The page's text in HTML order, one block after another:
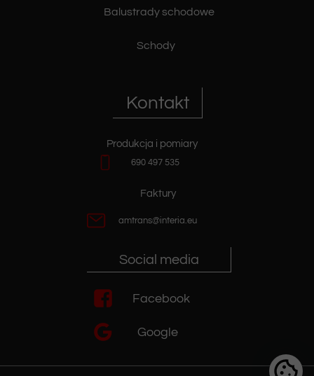
Faktury
Google
Facebook
amtrans@interia.eu
Produkcja i pomiary
Schody
Balustrady schodowe
690 497 535
Social media
Kontakt